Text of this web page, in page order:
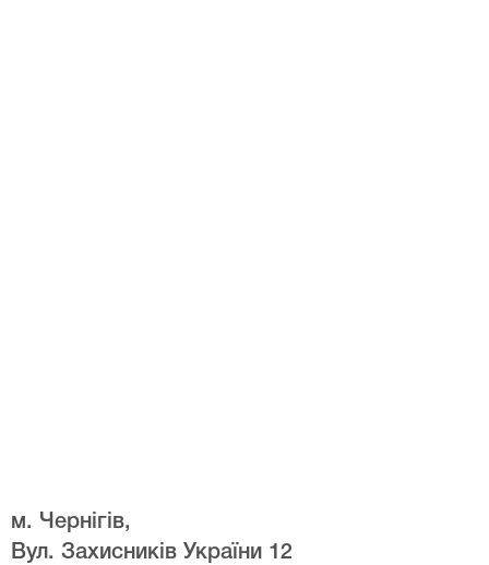
м. Чернігів,
Вул. Захисників України 12